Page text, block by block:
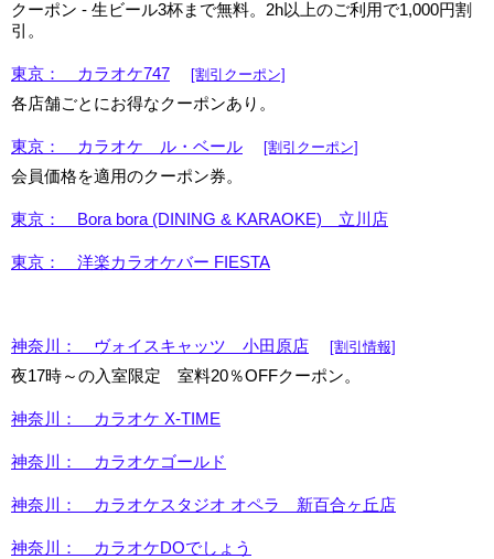
クーポン - 生ビール3杯まで無料。2h以上のご利用で1,000円割
引。
東京： カラオケ747 [割引クーポン]
各店舗ごとにお得なクーポンあり。
東京： カラオケ ル・ベール [割引クーポン]
会員価格を適用のクーポン券。
東京： Bora bora (DINING & KARAOKE) 立川店
東京： 洋楽カラオケバー FIESTA
神奈川： ヴォイスキャッツ 小田原店 [割引情報]
夜17時～の入室限定 室料20％OFFクーポン。
神奈川： カラオケ X-TIME
神奈川： カラオケゴールド
神奈川： カラオケスタジオ オペラ 新百合ヶ丘店
神奈川： カラオケDOでしょう